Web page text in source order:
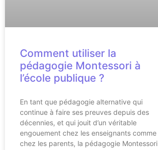
Comment utiliser la
pédagogie Montessori à
l’école publique ?
En tant que pédagogie alternative qui
continue à faire ses preuves depuis des
décennies, et qui jouit d’un véritable
engouement chez les enseignants comme
chez les parents, la pédagogie Montessori